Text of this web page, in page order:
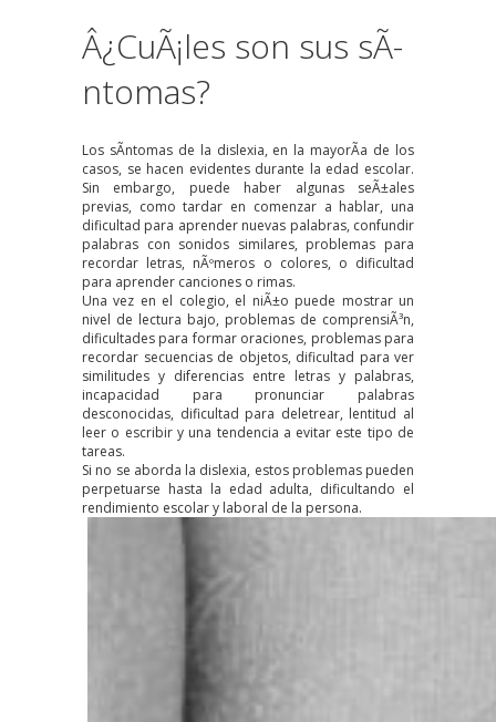
Â¿CuÃ¡les son sus sÃ­
ntomas?
Los sÃ­ntomas de la dislexia, en la mayorÃ­a de los
casos, se hacen evidentes durante la edad escolar.
Sin embargo, puede haber algunas seÃ±ales
previas, como tardar en comenzar a hablar, una
dificultad para aprender nuevas palabras, confundir
palabras con sonidos similares, problemas para
recordar letras, nÃºmeros o colores, o dificultad
para aprender canciones o rimas.
Una vez en el colegio, el niÃ±o puede mostrar un
nivel de lectura bajo, problemas de comprensiÃ³n,
dificultades para formar oraciones, problemas para
recordar secuencias de objetos, dificultad para ver
similitudes y diferencias entre letras y palabras,
incapacidad para pronunciar palabras
desconocidas, dificultad para deletrear, lentitud al
leer o escribir y una tendencia a evitar este tipo de
tareas.
Si no se aborda la dislexia, estos problemas pueden
perpetuarse hasta la edad adulta, dificultando el
rendimiento escolar y laboral de la persona.